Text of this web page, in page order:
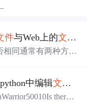
件与Web上的文本文件
相同通常有两种方
与Web上的文本文
理好web上的文
中编辑文本文件
there a